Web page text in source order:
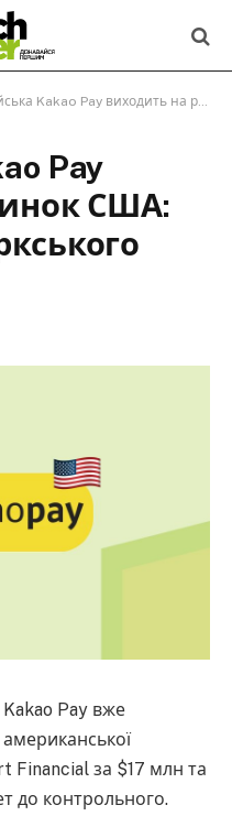
Pay виходить на ринок США: купує Нью-Йоркського брокера
Pay
США:
Pay вже
Financial за $17 млн та
до контрольного.